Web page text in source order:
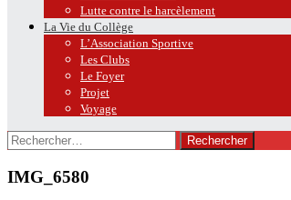
Lutte contre le harcèlement
La Vie du Collège
L’Association Sportive
Les Clubs
Le Foyer
Projet
Voyage
Rechercher :
IMG_6580